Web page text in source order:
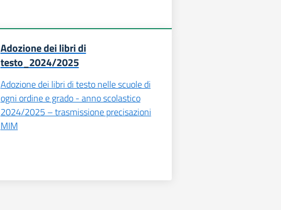
Adozione dei libri di
testo_2024/2025
Adozione dei libri di testo nelle scuole di
ogni ordine e grado - anno scolastico
2024/2025 – trasmissione precisazioni
MIM